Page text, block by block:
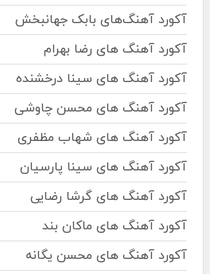
آکورد آهنگ‌های بابک جهانبخش
آکورد آهنگ های رضا بهرام
آکورد آهنگ های سینا درخشنده
آکورد آهنگ های محسن چاوشی
آکورد آهنگ های شهاب مظفری
آکورد آهنگ های سینا پارسیان
آکورد آهنگ های گرشا رضایی
آکورد آهنگ های ماکان بند
آکورد آهنگ های محسن یگانه